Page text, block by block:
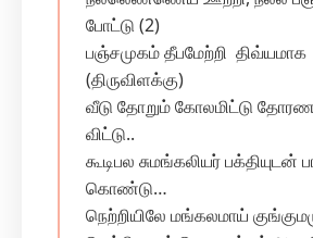
போட்டு (2)
பஞ்சமுகம் தீபமேற்றி திவ்யமாக
(திருவிளக்கு)
வீடு தோறும் கோலமிட்டு
விட்டு..
கூடிபல சுமங்கலியர் பக்தியுடன்
கொண்டு…
நெற்றியிலே மங்கலமாய்